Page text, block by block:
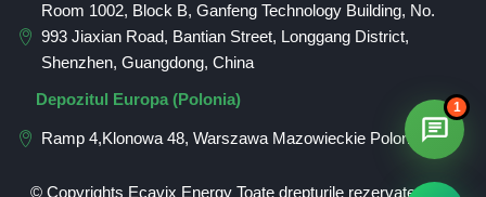
1
Room 1002, Block B, Ganfeng Technology Building, No.
993 Jiaxian Road, Bantian Street, Longgang District,
Shenzhen, Guangdong, China
Depozitul Europa (Polonia)
Ramp 4,Klonowa 48, Warszawa Mazowieckie Polonia
© Copyrights Ecavix Energy Toate drepturile rezervateharta
French